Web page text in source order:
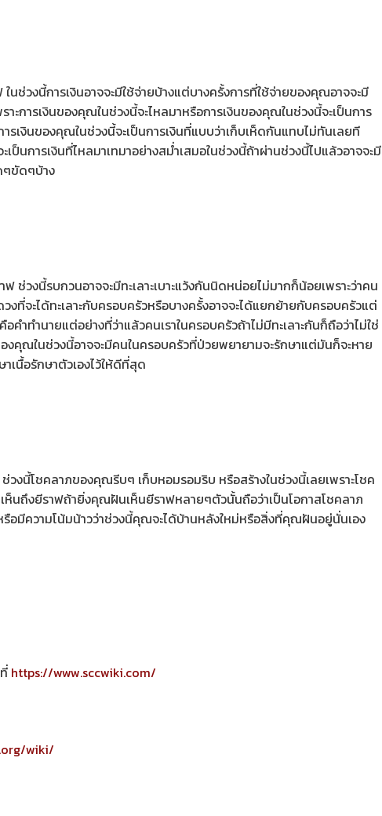
นช่วงนี้การเงินอาจจะมีใช้จ่ายบ้างแต่บางครั้งการที่ใช้จ่ายของคุณอาจจะมี
ะการเงินของคุณในช่วงนี้จะไหลมาหรือการเงินของคุณในช่วงนี้จะเป็นการ
ารเงินของคุณในช่วงนี้จะเป็นการเงินที่แบบว่าเก็บเห็ดกันแทบไม่ทันเลยที
เป็นการเงินที่ไหลมาเทมาอย่างสม่ำเสมอในช่วงนี้ถ้าผ่านช่วงนี้ไปแล้วอาจจะมี
ๆขัดๆบ้าง
ช่วงนี้รบกวนอาจจะมีทะเลาะเบาะแว้งกันนิดหน่อยไม่มากก็น้อยเพราะว่าคน
งที่จะได้ทะเลาะกับครอบครัวหรือบางครั้งอาจจะได้แยกย้ายกับครอบครัวแต่
คำทำนายแต่อย่างที่ว่าแล้วคนเราในครอบครัวถ้าไม่มีทะเลาะกันก็ถือว่าไม่ใช่
คุณในช่วงนี้อาจจะมีคนในครอบครัวที่ป่วยพยายามจะรักษาแต่มันก็จะหาย
เนื้อรักษาตัวเองไว้ให้ดีที่สุด
งนี้โชคลาภของคุณรีบๆ เก็บหอมรอมริบ หรือสร้างในช่วงนี้เลยเพราะโชค
นถึงยีราฟถ้ายิ่งคุณฝันเห็นยีราฟหลายๆตัวนั้นถือว่าเป็นโอกาสโชคลาภ
มีความโน้มน้าวว่าช่วงนี้คุณจะได้บ้านหลังใหม่หรือสิ่งที่คุณฝันอยู่นั่นเอง
https://www.sccwiki.com/
wiki/